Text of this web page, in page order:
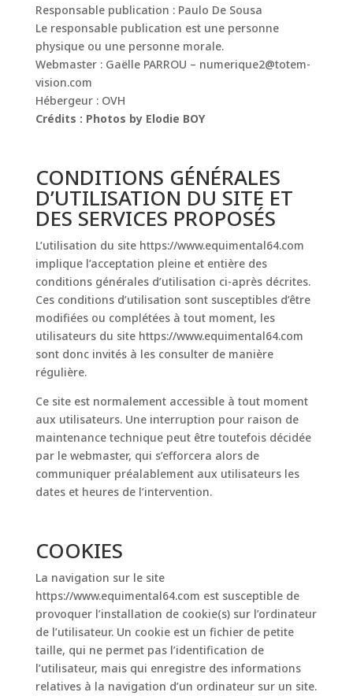
Responsable publication : Paulo De Sousa
Le responsable publication est une personne
physique ou une personne morale.
Webmaster : Gaëlle PARROU – numerique2@totem-
vision.com
Hébergeur : OVH
Crédits : Photos by Elodie BOY
CONDITIONS GÉNÉRALES
D’UTILISATION DU SITE ET
DES SERVICES PROPOSÉS
L’utilisation du site https://www.equimental64.com
implique l’acceptation pleine et entière des
conditions générales d’utilisation ci-après décrites.
Ces conditions d’utilisation sont susceptibles d’être
modifiées ou complétées à tout moment, les
utilisateurs du site https://www.equimental64.com
sont donc invités à les consulter de manière
régulière.
Ce site est normalement accessible à tout moment
aux utilisateurs. Une interruption pour raison de
maintenance technique peut être toutefois décidée
par le webmaster, qui s’efforcera alors de
communiquer préalablement aux utilisateurs les
dates et heures de l’intervention.
COOKIES
La navigation sur le site
https://www.equimental64.com est susceptible de
provoquer l’installation de cookie(s) sur l’ordinateur
de l’utilisateur. Un cookie est un fichier de petite
taille, qui ne permet pas l’identification de
l’utilisateur, mais qui enregistre des informations
relatives à la navigation d’un ordinateur sur un site.